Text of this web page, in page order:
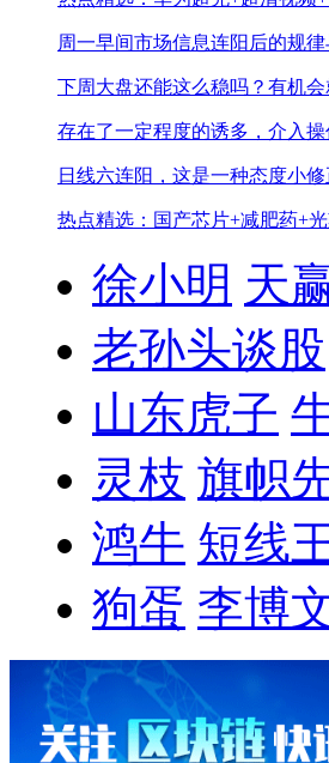
周一早间市场信息连阳后的规
下周大盘还能这么稳吗？ 有机会
存在了一定程度的诱多，介入操
日线六连阳，这是一种态度小修
热点精选：国产芯片+减肥药+
徐小明 天
老孙头谈股
山东虎子
灵枝 旗帜
鸿牛 短线
狗蛋 李博